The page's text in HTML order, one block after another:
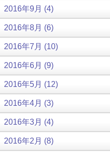
2016年9月 (4)
2016年8月 (6)
2016年7月 (10)
2016年6月 (9)
2016年5月 (12)
2016年4月 (3)
2016年3月 (4)
2016年2月 (8)